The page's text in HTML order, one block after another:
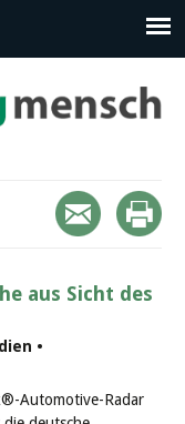
aus Sicht des
•
Automotive-Radar